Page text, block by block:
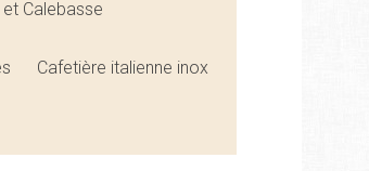
Calebasse
Cafetière italienne inox